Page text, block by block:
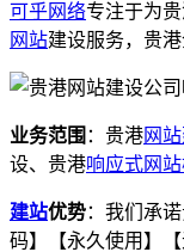
可乎网络专注于为
网站建设服务，贵
业务范围 ：贵港网
设、贵港响应式网
建站优势：我们承
码】【永久使用】